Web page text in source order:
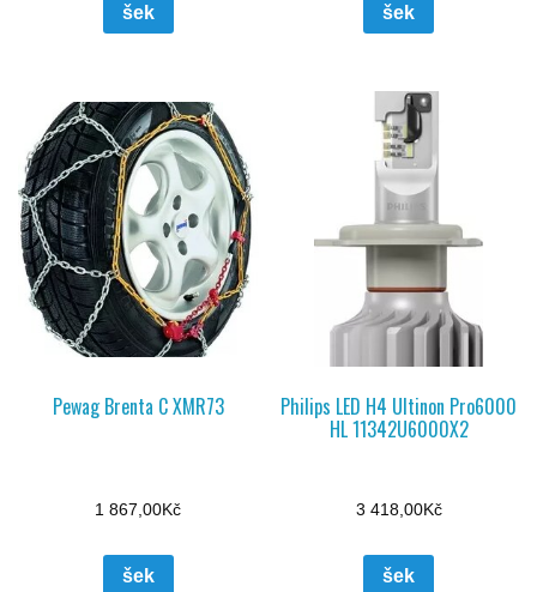
šek šek
Pewag Brenta C XMR73
1 867,00Kč
šek
Philips LED H4 Ultinon Pro6000
HL 11342U6000X2
3 418,00Kč
šek